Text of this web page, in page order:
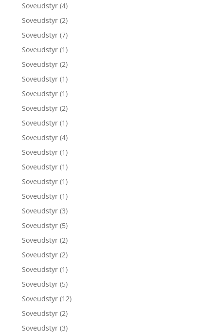
Soveudstyr (4)
Soveudstyr (2)
Soveudstyr (7)
Soveudstyr (1)
Soveudstyr (2)
Soveudstyr (1)
Soveudstyr (1)
Soveudstyr (2)
Soveudstyr (1)
Soveudstyr (4)
Soveudstyr (1)
Soveudstyr (1)
Soveudstyr (1)
Soveudstyr (1)
Soveudstyr (3)
Soveudstyr (5)
Soveudstyr (2)
Soveudstyr (2)
Soveudstyr (1)
Soveudstyr (5)
Soveudstyr (12)
Soveudstyr (2)
Soveudstyr (3)